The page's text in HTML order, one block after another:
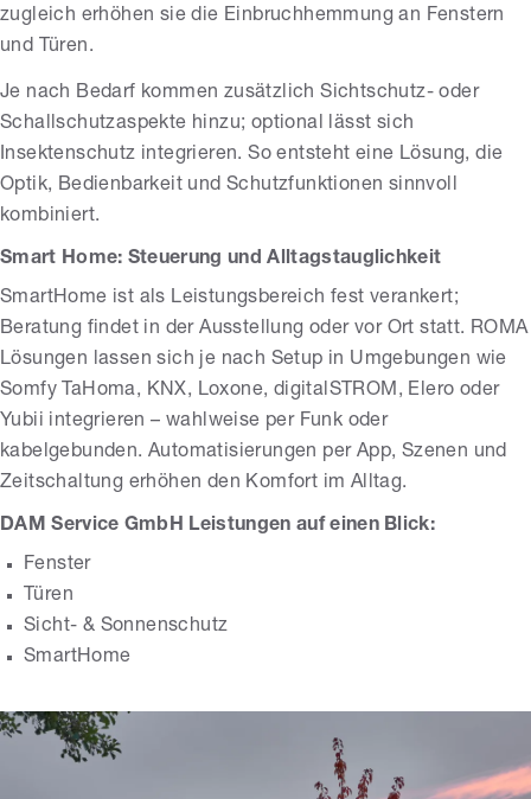
zugleich erhöhen sie die Einbruchhemmung an Fenstern
und Türen.
Je nach Bedarf kommen zusätzlich Sichtschutz- oder
Schallschutzaspekte hinzu; optional lässt sich
Insektenschutz integrieren. So entsteht eine Lösung, die
Optik, Bedienbarkeit und Schutzfunktionen sinnvoll
kombiniert.
Smart Home: Steuerung und Alltagstauglichkeit
SmartHome ist als Leistungsbereich fest verankert;
Beratung findet in der Ausstellung oder vor Ort statt. ROMA
Lösungen lassen sich je nach Setup in Umgebungen wie
Somfy TaHoma, KNX, Loxone, digitalSTROM, Elero oder
Yubii integrieren – wahlweise per Funk oder
kabelgebunden. Automatisierungen per App, Szenen und
Zeitschaltung erhöhen den Komfort im Alltag.
DAM Service GmbH Leistungen auf einen Blick:
Fenster
Türen
Sicht- & Sonnenschutz
SmartHome